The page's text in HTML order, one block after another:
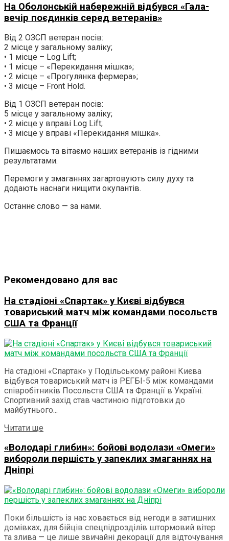
На Оболонській набережній відбувся «Гала-
вечір поєдинків серед ветеранів»
Від 2 ОЗСП ветеран посів:
2 місце у загальному заліку;
• 1 місце – Log Lift;
• 1 місце – «Перекидання мішка»;
• ⁠2 місце – «Прогулянка фермера»;
• 3 місце – Front Hold.
Від 1 ОЗСП ветеран посів:
5 місце у загальному заліку;
• 2 місце у вправі Log Lift;
• 3 місце у вправі «Перекидання мішка».
Пишаємось та вітаємо наших ветеранів із гідними
результатами.
Перемоги у змаганнях загартовують силу духу та
додають наснаги нищити окупантів.
Останнє слово — за нами.
Рекомендовано для вас
На стадіоні «Спартак» у Києві відбувся
товариський матч між командами посольств
США та Франції
На стадіоні «Спартак» у Подільському районі Києва
відбувся товариський матч із РЕГБІ-5 між командами
співробітників Посольств США та Франції в Україні.
Спортивний захід став частиною підготовки до
майбутнього...
Читати ще
«Володарі глибин»: бойові водолази «Омеги»
вибороли першість у запеклих змаганнях на
Дніпрі
Поки більшість із нас ховається від негоди в затишних
домівках, для бійців спецпідрозділів штормовий вітер
та злива — це лише звичайні декорації для відточування